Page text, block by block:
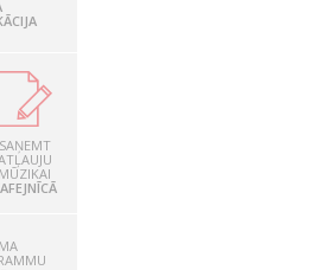
SAŅEMT
MŪZIKAI